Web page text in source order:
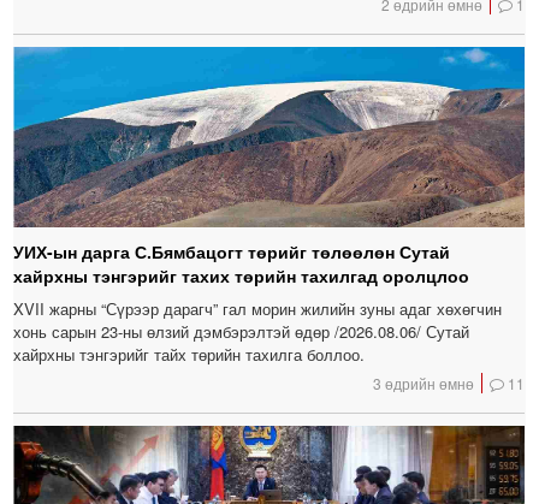
УИХ-ын дарга С.Бямбацогт төрийг төлөөлөн Сутай
хайрхны тэнгэрийг тахих төрийн тахилгад оролцлоо
XVII жарны “Сүрээр дарагч” гал морин жилийн зуны адаг хөхөгчин
хонь сарын 23-ны өлзий дэмбэрэлтэй өдөр /2026.08.06/ Сутай
хайрхны тэнгэрийг тайх төрийн тахилга боллоо.
3 өдрийн өмнө 11